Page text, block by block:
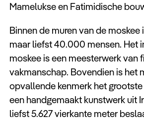
Mamelukse en Fatimidische
Binnen de muren van de
maar liefst 40.000 mensen. Het
moskee is een meesterwerk van
vakmanschap. Bovendien is het
opvallende kenmerk het
een handgemaakt kunstwerk uit
liefst 5.627 vierkante meter